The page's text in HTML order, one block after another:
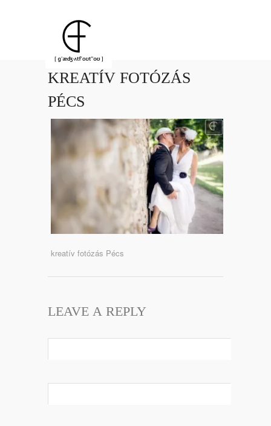
KREATÍV FOTÓZÁS
PÉCS
kreatív fotózás Pécs
LEAVE A REPLY